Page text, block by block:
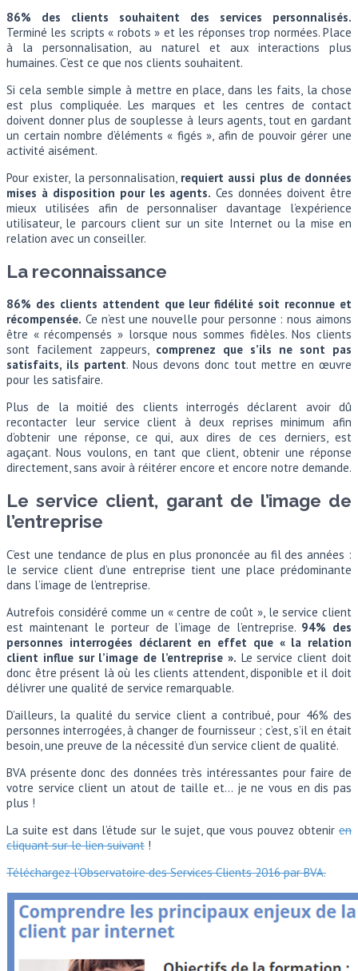
86% des clients souhaitent des services personnalisés.
Terminé les scripts « robots » et les réponses trop normées. Place
à la personnalisation, au naturel et aux interactions plus
humaines. C’est ce que nos clients souhaitent.
Si cela semble simple à mettre en place, dans les faits, la chose
est plus compliquée. Les marques et les centres de contact
doivent donner plus de souplesse à leurs agents, tout en gardant
un certain nombre d’éléments « figés », afin de pouvoir gérer une
activité aisément.
Pour exister, la personnalisation, requiert aussi plus de données
mises à disposition pour les agents. Ces données doivent être
mieux utilisées afin de personnaliser davantage l’expérience
utilisateur, le parcours client sur un site Internet ou la mise en
relation avec un conseiller.
La reconnaissance
86% des clients attendent que leur fidélité soit reconnue et
récompensée. Ce n’est une nouvelle pour personne : nous aimons
être « récompensés » lorsque nous sommes fidèles. Nos clients
sont facilement zappeurs, comprenez que s’ils ne sont pas
satisfaits, ils partent. Nous devons donc tout mettre en œuvre
pour les satisfaire.
Plus de la moitié des clients interrogés déclarent avoir dû
recontacter leur service client à deux reprises minimum afin
d’obtenir une réponse, ce qui, aux dires de ces derniers, est
agaçant. Nous voulons, en tant que client, obtenir une réponse
directement, sans avoir à réitérer encore et encore notre demande.
Le service client, garant de l’image de
l’entreprise
C’est une tendance de plus en plus prononcée au fil des années :
le service client d’une entreprise tient une place prédominante
dans l’image de l’entreprise.
Autrefois considéré comme un « centre de coût », le service client
est maintenant le porteur de l’image de l’entreprise. 94% des
personnes interrogées déclarent en effet que « la relation
client influe sur l’image de l’entreprise ». Le service client doit
donc être présent là où les clients attendent, disponible et il doit
délivrer une qualité de service remarquable.
D’ailleurs, la qualité du service client a contribué, pour 46% des
personnes interrogées, à changer de fournisseur ; c’est, s’il en était
besoin, une preuve de la nécessité d’un service client de qualité.
BVA présente donc des données très intéressantes pour faire de
votre service client un atout de taille et… je ne vous en dis pas
plus !
La suite est dans l’étude sur le sujet, que vous pouvez obtenir en
cliquant sur le lien suivant !
Téléchargez l’Observatoire des Services Clients 2016 par BVA.